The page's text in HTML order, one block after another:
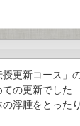
更新コース」
の更新でした
浮腫をとった